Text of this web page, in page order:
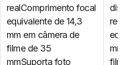
realComprimento focal
equivalente de 14,3
mm em câmera de
filme de 35
mmSuporta foto
mm